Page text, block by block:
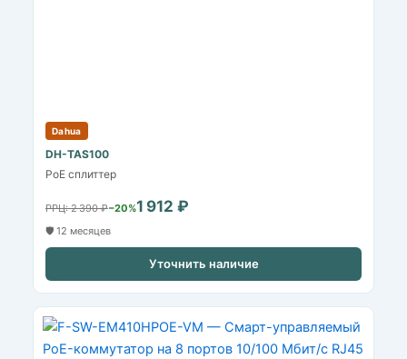
Dahua
DH-TAS100
PoE сплиттер
РРЦ: 2 390 ₽−20%1 912 ₽
🛡️ 12 месяцев
Уточнить наличие